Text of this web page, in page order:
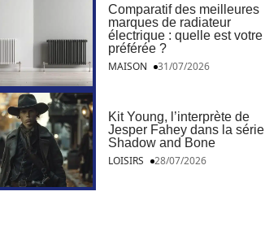
Comparatif des meilleures
marques de radiateur
électrique : quelle est votre
préférée ?
MAISON
31/07/2026
Kit Young, l’interprète de
Jesper Fahey dans la série
Shadow and Bone
LOISIRS
28/07/2026